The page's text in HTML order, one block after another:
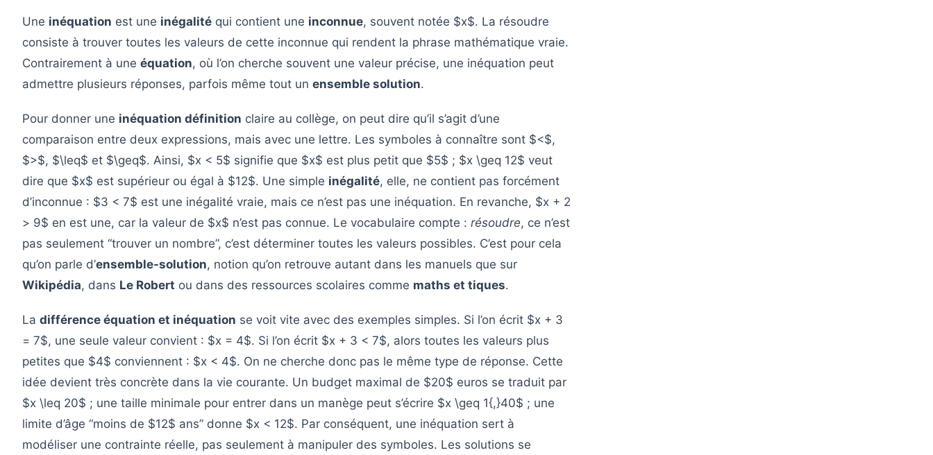
Une inéquation est une inégalité qui contient une inconnue, souvent notée $x$. La résoudre
consiste à trouver toutes les valeurs de cette inconnue qui rendent la phrase mathématique vraie.
Contrairement à une équation, où l’on cherche souvent une valeur précise, une inéquation peut
admettre plusieurs réponses, parfois même tout un ensemble solution.
Pour donner une inéquation définition claire au collège, on peut dire qu’il s’agit d’une
comparaison entre deux expressions, mais avec une lettre. Les symboles à connaître sont $<$,
$>$, $\leq$ et $\geq$. Ainsi, $x < 5$ signifie que $x$ est plus petit que $5$ ; $x \geq 12$ veut
dire que $x$ est supérieur ou égal à $12$. Une simple inégalité, elle, ne contient pas forcément
d’inconnue : $3 < 7$ est une inégalité vraie, mais ce n’est pas une inéquation. En revanche, $x + 2
> 9$ en est une, car la valeur de $x$ n’est pas connue. Le vocabulaire compte : résoudre, ce n’est
pas seulement “trouver un nombre”, c’est déterminer toutes les valeurs possibles. C’est pour cela
qu’on parle d’ensemble-solution, notion qu’on retrouve autant dans les manuels que sur
Wikipédia, dans Le Robert ou dans des ressources scolaires comme maths et tiques.
La différence équation et inéquation se voit vite avec des exemples simples. Si l’on écrit $x + 3
= 7$, une seule valeur convient : $x = 4$. Si l’on écrit $x + 3 < 7$, alors toutes les valeurs plus
petites que $4$ conviennent : $x < 4$. On ne cherche donc pas le même type de réponse. Cette
idée devient très concrète dans la vie courante. Un budget maximal de $20$ euros se traduit par
$x \leq 20$ ; une taille minimale pour entrer dans un manège peut s’écrire $x \geq 1{,}40$ ; une
limite d’âge “moins de $12$ ans” donne $x < 12$. Par conséquent, une inéquation sert à
modéliser une contrainte réelle, pas seulement à manipuler des symboles. Les solutions se